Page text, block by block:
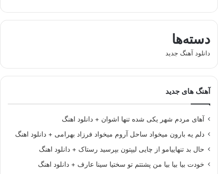
دسته‌ها
دانلود آهنگ جدید
آهنگ های جدید
آهای مردم شهر یکی شده تنها اشوان + دانلود اهنگ
دلم یه بارون میخواد ساحل آروم میخواد فرزاد بهرامی + دانلود اهنگ
حال بد تنهاییامو از چایی لیپتون بپرسید رستاک + دانلود اهنگ
خودت بیا بیا بیا من پشتتم تو سختیا سینا عارف + دانلود اهنگ